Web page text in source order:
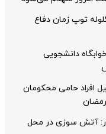
توپ زمان دفاع
دانشجویی
افراد حامی محکومان
آتش سوزی در محل